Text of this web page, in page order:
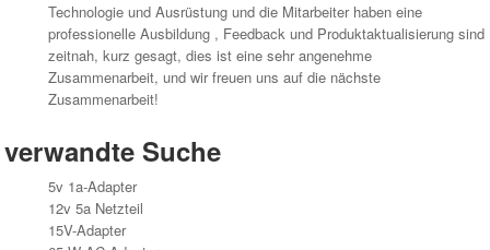
Technologie und Ausrüstung und die Mitarbeiter haben eine
professionelle Ausbildung , Feedback und Produktaktualisierung sind
zeitnah, kurz gesagt, dies ist eine sehr angenehme
Zusammenarbeit, und wir freuen uns auf die nächste
Zusammenarbeit!
verwandte Suche
5v 1a-Adapter
12v 5a Netzteil
15V-Adapter